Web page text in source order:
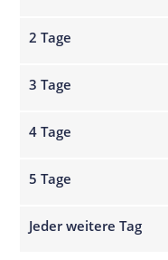
2 Tage
3 Tage
4 Tage
5 Tage
Jeder weitere Tag